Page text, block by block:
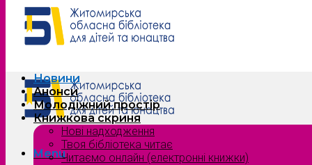
Menu
Новини
Анонси
Молодіжний простір
Книжкова скриня
Нові надходження
Твоя бібліотека читає
Читаємо онлайн (електронні книжки)